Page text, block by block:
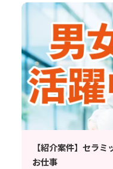
【紹介案件】セラ
お仕事